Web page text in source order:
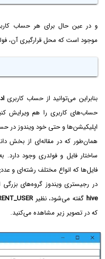
و در عین حال برای هر حساب
موجود است که محل قرارگیری آن،
بنابراین می‌توانید از حساب کاربری
حساب‌های کاربری را هم ویرایش
اپلیکیشن‌ها و حتی خود ویندوز در
همان‌طور که در مقاله‌ای از بخش
ساختار فایل و فولدری وجود دارد.
فایل‌ها که انواع مختلف رشته‌ای و
در رجیستری ویندوز گروه‌های
hiveگفته می‌شود، نظیر
که در تصویر زیر مشاهده می‌کنید.